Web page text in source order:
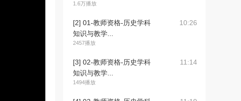
1.6万播放
[2] 01-教师资格-历史学科
知识与教学...
2457播放
10:26
[3] 02-教师资格-历史学科
知识与教学...
1494播放
11:14